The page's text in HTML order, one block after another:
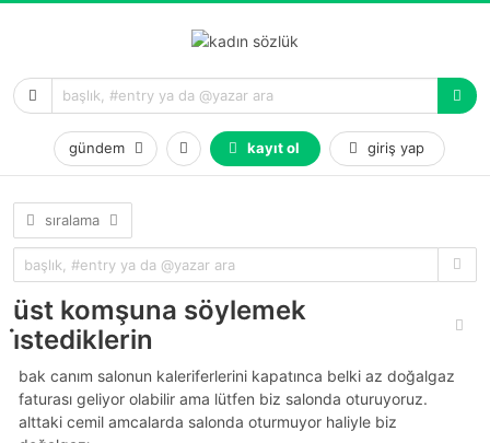
gündem kayıt ol giriş yap
sıralama
üst komşuna söylemek
i̇stediklerin
bak canım salonun kaleriferlerini kapatınca belki az doğalgaz
faturası geliyor olabilir ama lütfen biz salonda oturuyoruz.
alttaki cemil amcalarda salonda oturmuyor haliyle biz